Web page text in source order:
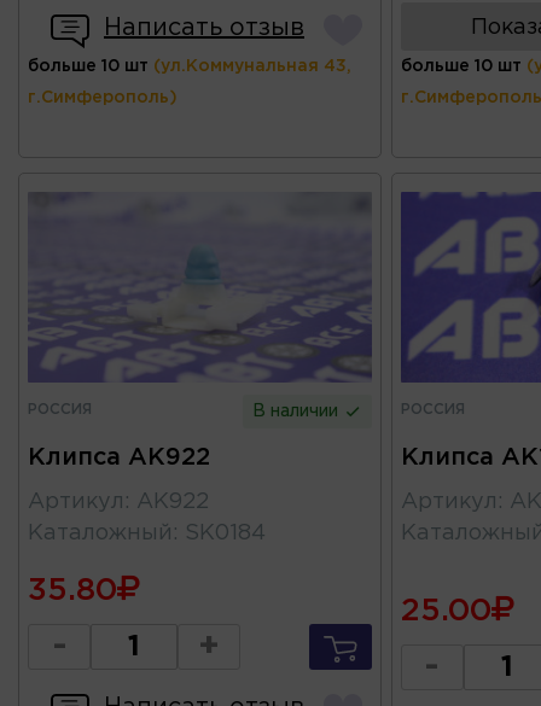
Написать отзыв
больше 10 шт (ул.Коммунальная 43,
г.Симферополь)
больше 10 шт
РОССИЯ В наличии
Клипса AK922
Артикул : AK922
Каталожный : SK0184
35.80
- +
РОССИЯ
Клипса
Артикул :
25.00
-